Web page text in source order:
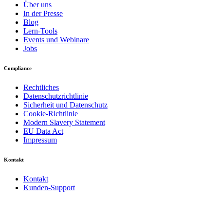
Über uns
In der Presse
Blog
Lern-Tools
Events und Webinare
Jobs
Compliance
Rechtliches
Datenschutzrichtlinie
Sicherheit und Datenschutz
Cookie-Richtlinie
Modern Slavery Statement
EU Data Act
Impressum
Kontakt
Kontakt
Kunden-Support